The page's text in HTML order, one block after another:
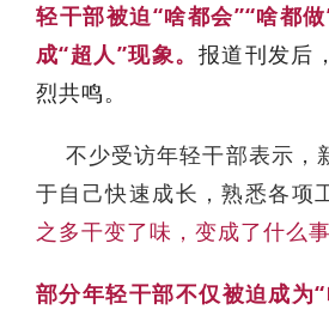
轻干部被迫“啥都会”“啥都
成“超人”现象。 报道刊发后
烈共鸣。
不少受访年轻干部表示，
于自己快速成长，熟悉各项
之多干变了味，变成了什么事
部分年轻干部不仅被迫成为